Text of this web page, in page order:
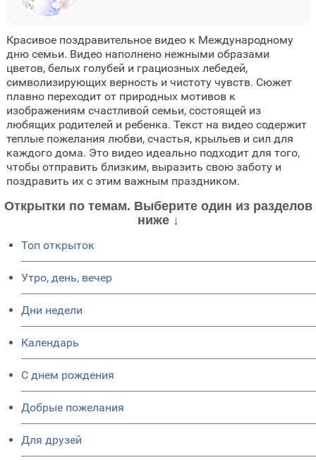
Красивое поздравительное видео к Международному
дню семьи. Видео наполнено нежными образами
цветов, белых голубей и грациозных лебедей,
символизирующих верность и чистоту чувств. Сюжет
плавно переходит от природных мотивов к
изображениям счастливой семьи, состоящей из
любящих родителей и ребенка. Текст на видео содержит
теплые пожелания любви, счастья, крыльев и сил для
каждого дома. Это видео идеально подходит для того,
чтобы отправить близким, выразить свою заботу и
поздравить их с этим важным праздником.
Открытки по темам. Выберите один из разделов
ниже ↓
Топ открыток
Утро, день, вечер
Дни недели
Календарь
C днем рождения
Добрые пожелания
Для друзей